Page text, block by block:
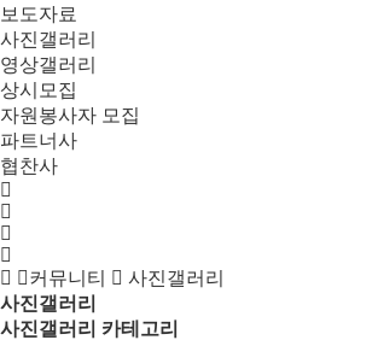
보도자료
사진갤러리
영상갤러리
상시모집
자원봉사자 모집
파트너사
협찬사
커뮤니티
사진갤러리
사진갤러리
사진갤러리 카테고리